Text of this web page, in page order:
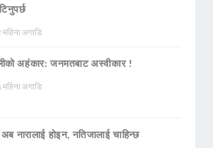
महिना अगाडि
अहंकार: जनमतबाट अस्वीकार !
महिना अगाडि
नारालाई होइन, नतिजालाई चाहिन्छ